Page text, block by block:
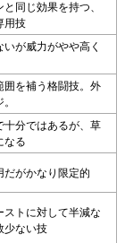
同じ効果を持つ、
用技
いが威力がやや高く
囲を補う格闘技。外
十分ではあるが、草
なる
だがかなり限定的
ストに対して半減な
少ない技